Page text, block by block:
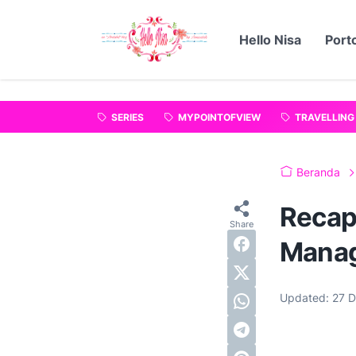
Hello Nisa
SERIES MYPOINTOFVIEW TRAVELLING
Beranda
Updated: 27